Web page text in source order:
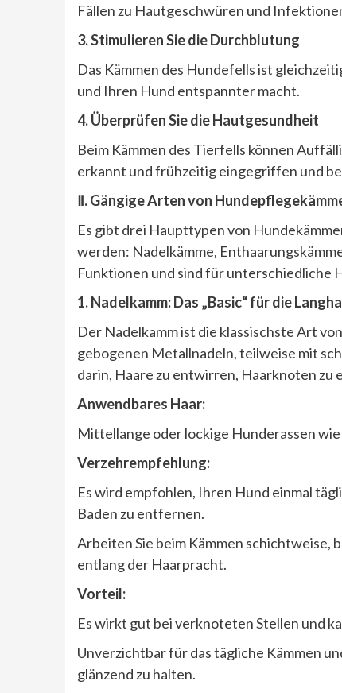
Fällen zu Hautgeschwüren und
3. Stimulieren Sie die Durchblutung
Das Kämmen des Hundefells ist
und Ihren Hund entspannter macht.
4. Überprüfen Sie die Hautgesundheit
Beim Kämmen des Tierfells können
erkannt und frühzeitig eingegriffen und
Ⅱ. Gängige Arten von
Es gibt drei Haupttypen von
werden: Nadelkämme,
Funktionen und sind für unterschiedliche
1. Nadelkamm: Das „Basic“ für die
Der Nadelkamm ist die klassischste Art
gebogenen Metallnadeln, teilweise mit
darin, Haare zu entwirren, Haarknoten zu
Anwendbares Haar:
Mittellange oder lockige Hunderassen
Verzehrempfehlung:
Es wird empfohlen, Ihren Hund einmal
Baden zu entfernen.
Arbeiten Sie beim Kämmen schichtweise,
entlang der Haarpracht.
Vorteil:
Es wirkt gut bei verknoteten Stellen und
Unverzichtbar für das tägliche Kämmen
glänzend zu halten.